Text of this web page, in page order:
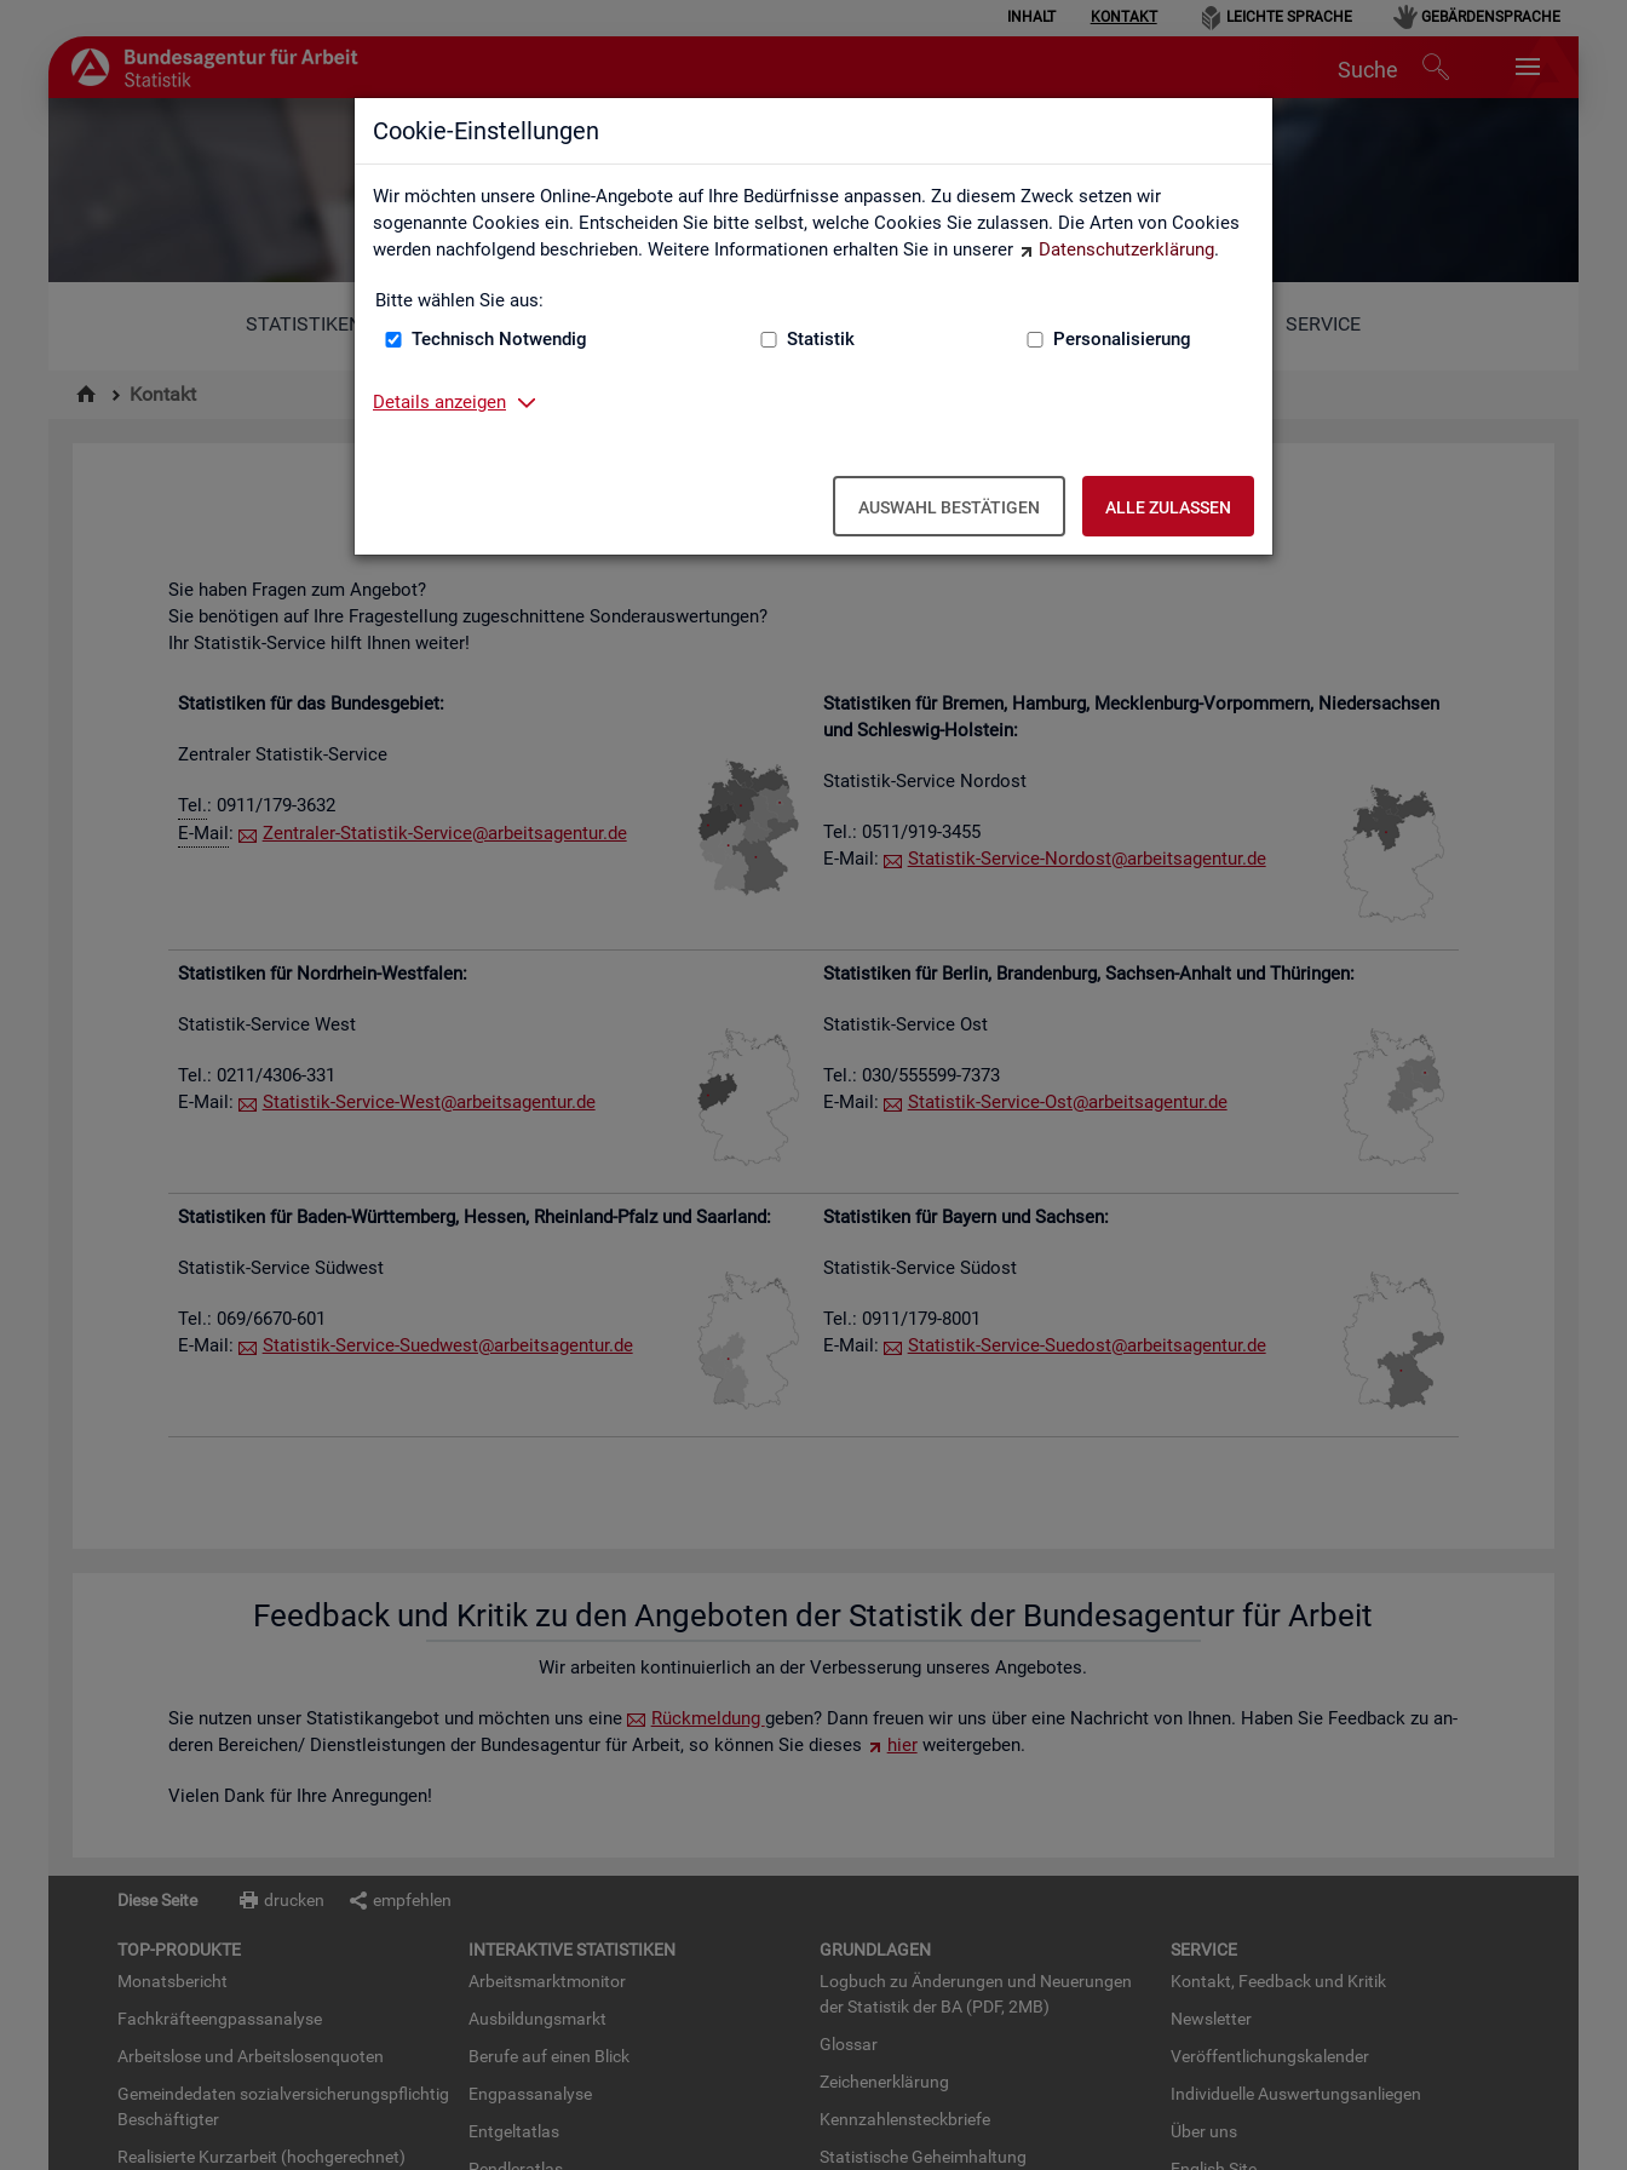
Cookie-Einstellungen
Wir möchten unsere Online-Angebote auf Ihre Bedürfnisse anpassen. Zu diesem Zweck setzen wir
sogenannte Cookies ein. Entscheiden Sie bitte selbst, welche Cookies Sie zulassen. Die Arten von Cookies
werden nachfolgend beschrieben. Weitere Informationen erhalten Sie in unserer
Datenschutzerklärung.
Bitte wählen Sie aus:
Technisch Notwendig
Statistik Personalisierung
Details anzeigen
AUSWAHL BESTÄTIGEN ALLE ZULASSEN
INHALT KONTAKT LEICHTE SPRACHE GEBÄRDENSPRACHE
Suche
Kontakt
STATISTIKEN SERVICE
Kontakt
Kon­takt
Nut­zen Sie die Mög­lich­keit mit uns in Kon­takt zu tre­ten!
Sie haben Fra­gen zum An­ge­bot?
Sie be­nö­ti­gen auf Ihre Fra­ge­stel­lung zu­ge­schnit­te­ne Son­der­aus­wer­tun­gen?
Ihr Sta­tis­tik-Ser­vice hilft Ihnen wei­ter!
Sta­tis­ti­ken für das Bun­des­ge­biet:
Zen­tra­ler Sta­tis­tik-Ser­vice
Tel.: 0911/179-3632
E-Mail: Zen­tra­ler-Sta­tis­tik-Ser­vice@​arb​eits​agen​tur.​de
Sta­tis­ti­ken für Bre­men, Ham­burg, Meck­len­burg-Vor­pom­mern, Nie­der­sach­sen
und Schles­wig-Hol­stein:
Sta­tis­tik-Ser­vice Nord­ost
Tel.: 0511/919-3455
E-Mail:
Sta­tis­tik-Ser­vice-Nord­ost@​arb​eits​agen​tur.​de
Sta­tis­ti­ken für Nord­rhein-West­fa­len:
Sta­tis­tik-Ser­vice West
Tel.: 0211/4306-331
E-Mail:
Sta­tis­tik-Ser­vice-West@​arb​eits​agen​tur.​de
Sta­tis­ti­ken für Ber­lin, Bran­den­burg, Sach­sen-An­halt und Thü­rin­gen:
Sta­tis­tik-Ser­vice Ost
Tel.: 030/555599-7373
E-Mail:
Sta­tis­tik-Ser­vice-Ost@​arb​eits​agen​tur.​de
Sta­tis­ti­ken für Baden-Würt­tem­berg, Hes­sen, Rhein­land-Pfalz und Saar­land:
Sta­tis­tik-Ser­vice Süd­west
Tel.: 069/6670-601
E-Mail:
Sta­tis­tik-Ser­vice-Su­ed­west@​arb​eits​agen​tur.​de
Sta­tis­ti­ken für Bay­ern und Sach­sen:
Sta­tis­tik-Ser­vice Süd­ost
Tel.: 0911/179-8001
E-Mail:
Sta­tis­tik-Ser­vice-Su­e­dost@​arb​eits​agen​tur.​de
Feed­back und Kri­tik zu den An­ge­bo­ten der Sta­tis­tik der Bun­des­agen­tur für Ar­beit
Wir ar­bei­ten kon­ti­nu­ier­lich an der Ver­bes­se­rung un­se­res An­ge­bo­tes.
Sie nut­zen unser Sta­tis­tik­an­ge­bot und möch­ten uns eine Rück­mel­dung geben? Dann freu­en wir uns über eine Nach­richt von Ihnen. Haben Sie Feed­back zu an­
de­ren Be­rei­chen/ Dienst­leis­tun­gen der Bun­des­agen­tur für Ar­beit, so kön­nen Sie die­ses
hierwei­ter­ge­ben.
Vie­len Dank für Ihre An­re­gun­gen!
Diese Seite drucken empfehlen
TOP-PRO­DUK­TE
Mo­nats­be­richt
Fach­kräf­te­eng­pass­ana­ly­se
Ar­beits­lo­se und Ar­beits­lo­sen­quo­ten
Ge­mein­de­da­ten so­zi­al­ver­si­che­rungs­pflich­tig
Be­schäf­tig­ter
Rea­li­sier­te Kurz­ar­beit (hoch­ge­rech­net)
IN­TER­AK­TI­VE STA­TIS­TI­KEN
Ar­beits­markt­mo­ni­tor
Aus­bil­dungs­markt
Be­ru­fe auf einen Blick
Eng­pass­ana­ly­se
Ent­gel­t­at­las
GRUND­LA­GEN
Log­buch zu Än­de­run­gen und Neue­run­gen
der Sta­tis­tik der BA (PDF, 2MB)
Glos­sar
Zei­chen­er­klä­rung
Kenn­zah­len­steck­brie­fe
Sta­tis­ti­sche Ge­heim­hal­tung
SER­VICE
Kon­takt, Feed­back und Kri­tik
News­let­ter
Ver­öf­fent­li­chungs­ka­len­der
In­di­vi­du­el­le Aus­wer­tungs­an­lie­gen
Über uns